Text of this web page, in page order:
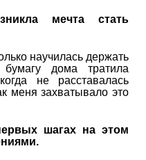
мечта стать
научилась держать
дома тратила
не расставалась
меня захватывало это
шагах на этом